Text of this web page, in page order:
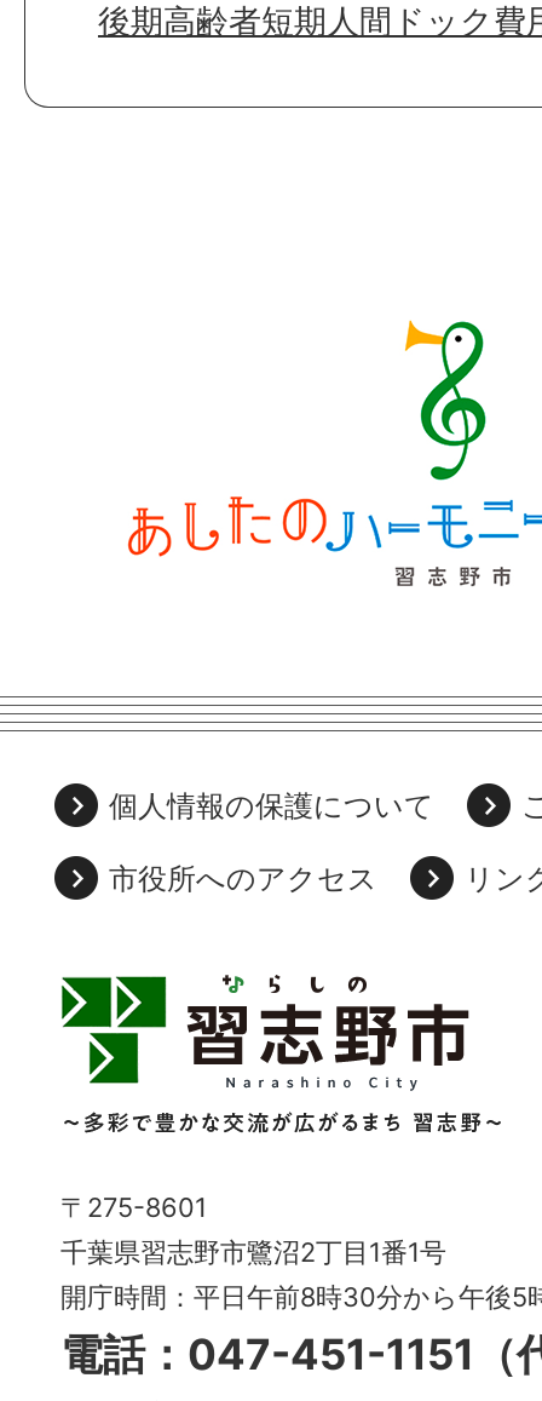
後期高齢者短期人間ドック費
個人情報の保護について
市役所へのアクセス
リン
習
志
野
市
Narashino
City
～
多
彩
〒275-8601
千葉県習志野市鷺沼2丁目1番1号
開庁時間：平日午前8時30分から午後5
電話：047-451-1151（